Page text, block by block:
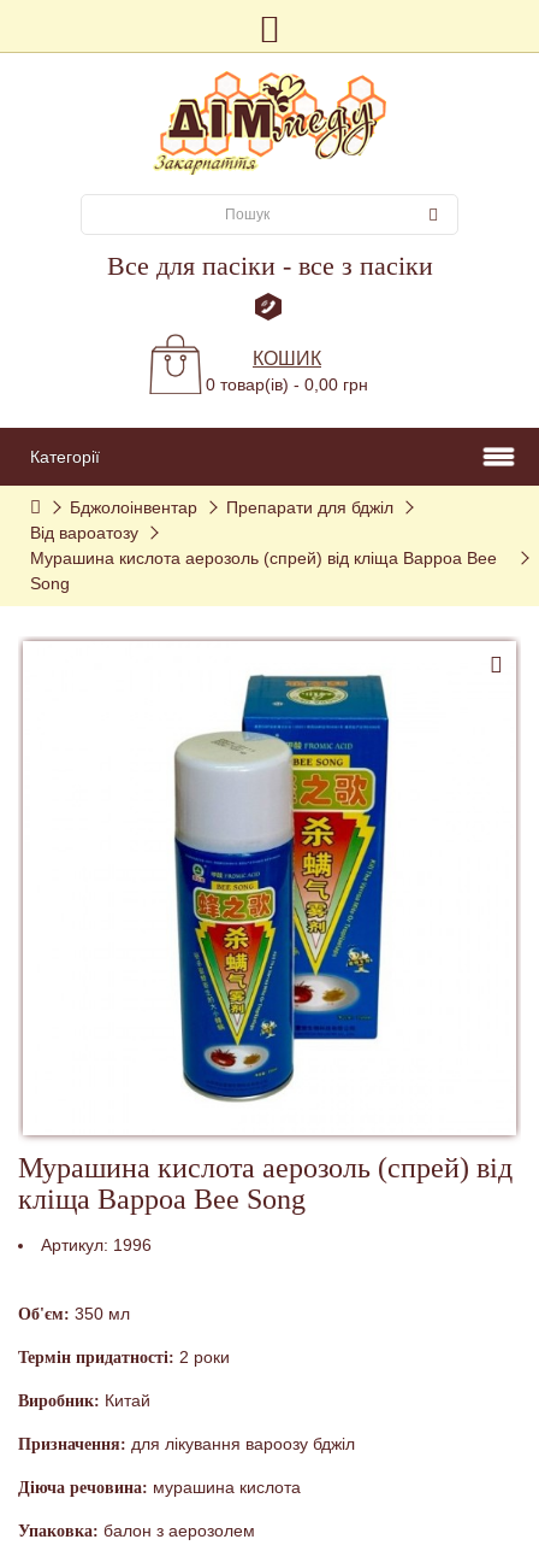
Все для пасіки - все з пасіки
КОШИК
0 товар(ів) - 0,00 грн
Категорії
Бджолоінвентар
Препарати для бджіл
Від вароатозу
Мурашина кислота аерозоль (спрей) від кліща Варроа Bee
Song
Мурашина кислота аерозоль (спрей) від
кліща Варроа Bee Song
Артикул: 1996
Об'єм: 350 мл
Термін придатності: 2 роки
Виробник: Китай
Призначення: для лікування вароозу бджіл
Діюча речовина: мурашина кислота
Упаковка: балон з аерозолем